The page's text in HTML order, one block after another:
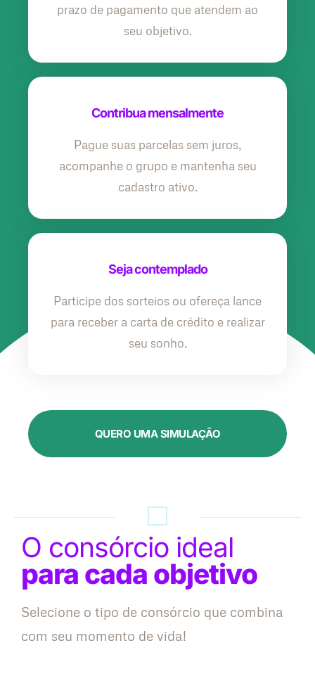
prazo de pagamento que atendem ao
seu objetivo.
Contribua mensalmente
Pague suas parcelas sem juros,
acompanhe o grupo e mantenha seu
cadastro ativo.
Seja contemplado
Participe dos sorteios ou ofereça lance
para receber a carta de crédito e realizar
seu sonho.
QUERO UMA SIMULAÇÃO
O consórcio ideal
para cada objetivo
Selecione o tipo de consórcio que combina
com seu momento de vida!